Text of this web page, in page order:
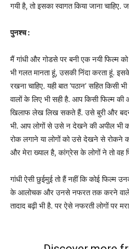
गयी है, तो इसका स्वागत किया जाना चाहिए.
पुनश्च :
मैं गांधी और गोडसे पर बनी एक नयी फिल्म
भी गलत मानता हूं, उसकी निंदा करता हूं.
रखना चाहिए. यही बात ‘पठान’ सहित
वालों के लिए भी सही है. आप किसी फिल्म
खिलाफ लेख लिख सकते हैं. उसे बुरी और
भी. आप लोगों से उसे न देखने की अपील भी
रोक लगाने या लोगों को उसे देखने से रोकने
और मेरा ख्याल है, कांग्रेस के लोगों ने तो वह
गांधी ऐसी छुईमुई तो हैं नहीं कि कोई फिल्म
के आलोचक और उनसे नफरत तक करने वाले
तादाद बढ़ी भी है. पर ऐसे नफरती लोगों पर